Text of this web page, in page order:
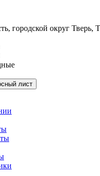
городской округ Тверь,
лист